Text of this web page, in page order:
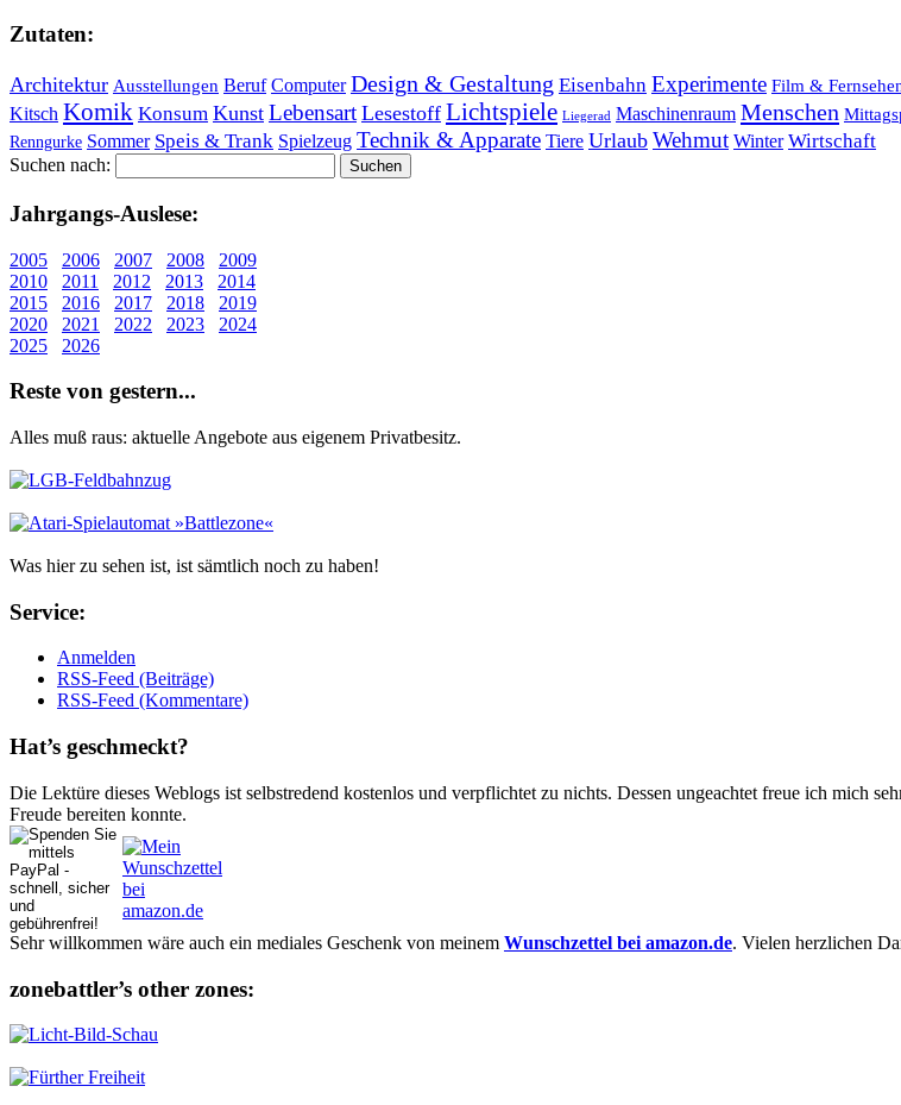
Zu­ta­ten:
Architektur Ausstellungen Beruf Computer Design & Gestaltung Eisenbahn Experimente Film &
Kitsch Komik Konsum Kunst Lebensart Lesestoff Lichtspiele Liegerad Maschinenraum Menschen
Renngurke Sommer Speis & Trank Spielzeug Technik & Apparate Tiere Urlaub Wehmut Winter Wirtschaft
Suchen nach:
Jahr­gangs-Aus­le­se:
2005 2006 2007 2008
2009
2010
2011 2012 2013
2014
2015
2016 2017 2018
2019
2020
2021 2022 2023
2024
2025
2026
Re­ste von ge­stern...
Alles muß raus: aktuelle An­ge­bo­te aus eigenem Privatbesitz.
Was hier zu sehen ist, ist sämt­lich noch zu haben!
Ser­vice:
Anmelden
RSS-Feed (Beiträge)
RSS-Feed (Kommentare)
Hat’s ge­schmeckt?
Die Lektüre dieses Weblogs ist selbstredend kostenlos und ver­pflich­tet zu nichts. Dessen un­ge­achtet freue ich mich
Freude bereiten konnte.
Sehr willkommen wäre auch ein mediales Geschenk von meinem Wunschzettel bei amazon.de. Vielen herzlichen
zonebattler’s other zo­nes: